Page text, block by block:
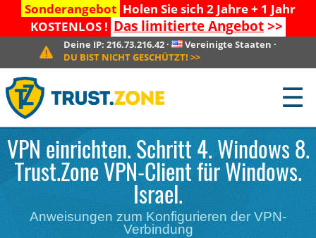
Sonderangebot Holen Sie sich 2 Jahre + 1 Jahr
KOSTENLOS ! Das limitierte Angebot>>
Deine IP:216.73.216.42 · Vereinigte Staaten ·
DU BIST NICHT GESCHÜTZT! >>
☰
VPN einrichten. Schritt 4. Windows 8.
Trust.Zone VPN-Client für Windows.
Israel.
Anweisungen zum Konfigurieren der VPN-
Verbindung